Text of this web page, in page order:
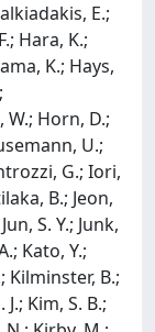
E.;
Hara, K.;
K.; Hays,
W.; Horn, D.;
U.;
G.; Iori,
B.; Jeon,
S. Y.; Junk,
Kato, Y.;
Kilminster, B.;
Kim, S. B.;